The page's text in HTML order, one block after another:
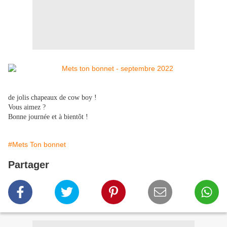
de jolis chapeaux de cow boy !
Vous aimez ?
Bonne journée et à bientôt !
#Mets Ton bonnet
Partager